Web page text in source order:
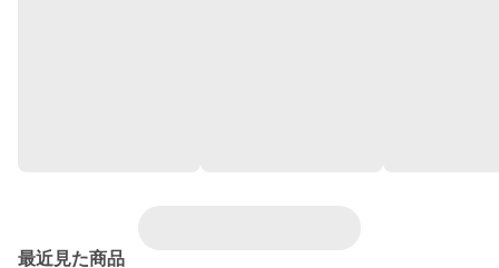
最近見た商品